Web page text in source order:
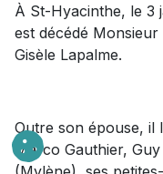
À St-Hyacinthe, le 3
est décédé
Gisèle Lapalme.
Outre son épouse, il
Marco Gauthier,